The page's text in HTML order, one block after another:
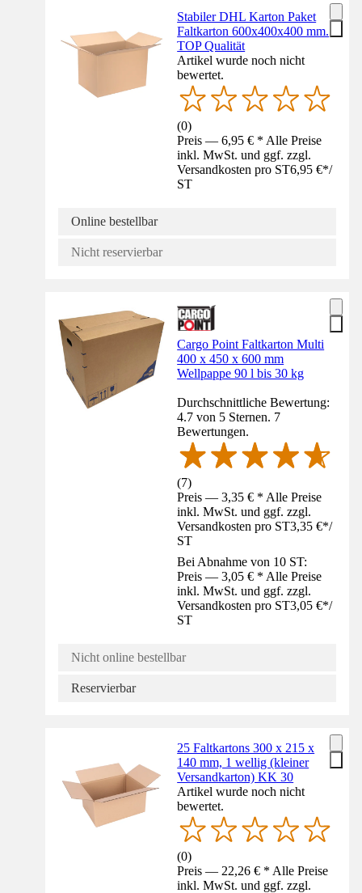
Stabiler DHL Karton Paket
Faltkarton 600x400x400 mm.
TOP Qualität
Artikel wurde noch nicht
bewertet.
(0)
Preis — 6,95 € * Alle Preise
inkl. MwSt. und ggf. zzgl.
Versandkosten pro ST6,95 €*/
ST
Online bestellbar
Nicht reservierbar
Cargo Point Faltkarton Multi
400 x 450 x 600 mm
Wellpappe 90 l bis 30 kg
Durchschnittliche Bewertung:
4.7 von 5 Sternen. 7
Bewertungen.
(7)
Preis — 3,35 € * Alle Preise
inkl. MwSt. und ggf. zzgl.
Versandkosten pro ST3,35 €*/
ST
Bei Abnahme von 10 ST:
Preis — 3,05 € * Alle Preise
inkl. MwSt. und ggf. zzgl.
Versandkosten pro ST3,05 €*/
ST
Nicht online bestellbar
Reservierbar
25 Faltkartons 300 x 215 x
140 mm, 1 wellig (kleiner
Versandkarton) KK 30
Artikel wurde noch nicht
bewertet.
(0)
Preis — 22,26 € * Alle Preise
inkl. MwSt. und ggf. zzgl.